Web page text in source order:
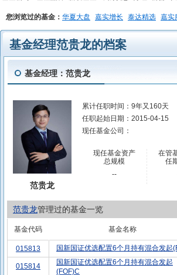
您浏览过的基金： 华夏大盘 嘉实增长 泰达精选 嘉实
基金经理范贵龙的档案
基金经理：范贵龙
范贵龙
累计任职时间： 9年又160天
任职起始日期： 2015-04-15
现任基金公司：
现任基金资产
总规模
--
在管
任
范贵龙管理过的基金一览
基金代码 基金名称
015813 国新国证优选配置6个月持有混合发起
015814
国新国证优选配置6个月持有混合发起
(FOF)C